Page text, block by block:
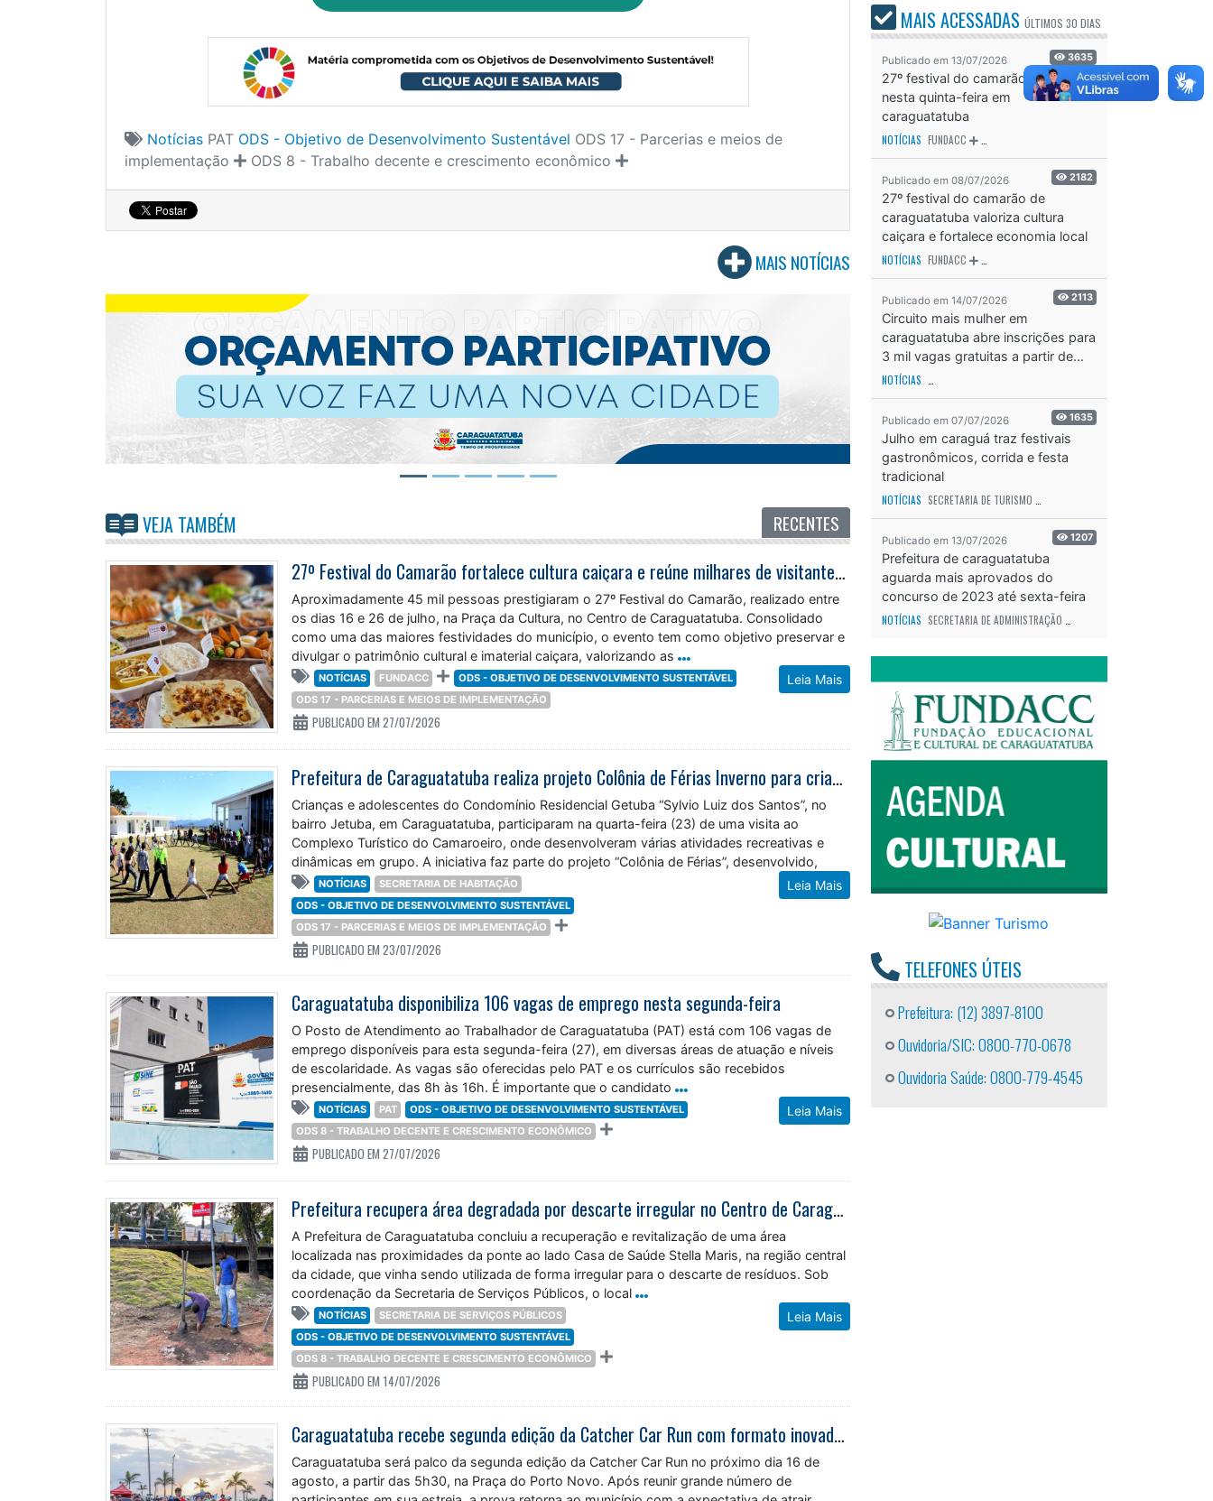
Notícias PAT ODS - Objetivo de Desenvolvimento Sustentável ODS 17 - Parcerias e meios de
implementação
ODS 8 - Trabalho decente e crescimento econômico
MAIS NOTÍCIAS
VEJA TAMBÉM RECENTES
27º Festival do Camarão fortalece cultura caiçara e reúne milhares de visitantes em Caraguatatuba
Aproximadamente 45 mil pessoas prestigiaram o 27º Festival do Camarão, realizado entre
os dias 16 e 26 de julho, na Praça da Cultura, no Centro de Caraguatatuba. Consolidado
como uma das maiores festividades do município, o evento tem como objetivo preservar e
divulgar o patrimônio cultural e imaterial caiçara, valorizando as
Leia Mais
NOTÍCIAS FUNDACC
ODS - OBJETIVO DE DESENVOLVIMENTO SUSTENTÁVEL
ODS 17 - PARCERIAS E MEIOS DE IMPLEMENTAÇÃO
PUBLICADO EM 27/07/2026
Prefeitura de Caraguatatuba realiza projeto Colônia de Férias Inverno para crianças e adolescentes do Residencial Getuba
Crianças e adolescentes do Condomínio Residencial Getuba “Sylvio Luiz dos Santos”, no
bairro Jetuba, em Caraguatatuba, participaram na quarta-feira (23) de uma visita ao
Complexo Turístico do Camaroeiro, onde desenvolveram várias atividades recreativas e
dinâmicas em grupo. A iniciativa faz parte do projeto “Colônia de Férias”, desenvolvido,
desde o ano
Leia Mais
NOTÍCIAS
SECRETARIA DE HABITAÇÃO
ODS - OBJETIVO DE DESENVOLVIMENTO SUSTENTÁVEL
ODS 17 - PARCERIAS E MEIOS DE IMPLEMENTAÇÃO
PUBLICADO EM 23/07/2026
Caraguatatuba disponibiliza 106 vagas de emprego nesta segunda-feira
O Posto de Atendimento ao Trabalhador de Caraguatatuba (PAT) está com 106 vagas de
emprego disponíveis para esta segunda-feira (27), em diversas áreas de atuação e níveis
de escolaridade. As vagas são oferecidas pelo PAT e os currículos são recebidos
presencialmente, das 8h às 16h. É importante que o candidato
Leia Mais
NOTÍCIAS PAT
ODS - OBJETIVO DE DESENVOLVIMENTO SUSTENTÁVEL
ODS 8 - TRABALHO DECENTE E CRESCIMENTO ECONÔMICO
PUBLICADO EM 27/07/2026
Prefeitura recupera área degradada por descarte irregular no Centro de Caraguatatuba
A Prefeitura de Caraguatatuba concluiu a recuperação e revitalização de uma área
localizada nas proximidades da ponte ao lado Casa de Saúde Stella Maris, na região central
da cidade, que vinha sendo utilizada de forma irregular para o descarte de resíduos. Sob
coordenação da Secretaria de Serviços Públicos, o local
Leia Mais
NOTÍCIAS
SECRETARIA DE SERVIÇOS PÚBLICOS
ODS - OBJETIVO DE DESENVOLVIMENTO SUSTENTÁVEL
ODS 8 - TRABALHO DECENTE E CRESCIMENTO ECONÔMICO
PUBLICADO EM 14/07/2026
Caraguatatuba recebe segunda edição da Catcher Car Run com formato inovador de corrida de rua
Caraguatatuba será palco da segunda edição da Catcher Car Run no próximo dia 16 de
agosto, a partir das 5h30, na Praça do Porto Novo. Após reunir grande número de
MAIS ACESSADAS ÚLTIMOS 30 DIAS
Publicado em 13/07/2026 3635
27º festival do camarão começa
nesta quinta-feira em
caraguatatuba
NOTÍCIAS FUNDACC
Publicado em 08/07/2026 2182
27º festival do camarão de
caraguatatuba valoriza cultura
caiçara e fortalece economia local
NOTÍCIAS FUNDACC
Publicado em 14/07/2026 2113
Circuito mais mulher em
caraguatatuba abre inscrições para
3 mil vagas gratuitas a partir de...
NOTÍCIAS
Publicado em 07/07/2026 1635
Julho em caraguá traz festivais
gastronômicos, corrida e festa
tradicional
NOTÍCIAS SECRETARIA DE TURISMO
Publicado em 13/07/2026 1207
Prefeitura de caraguatatuba
aguarda mais aprovados do
concurso de 2023 até sexta-feira
(17)
NOTÍCIAS SECRETARIA DE ADMINISTRAÇÃO
TELEFONES ÚTEIS
Prefeitura: (12) 3897-8100
Ouvidoria/SIC: 0800-770-0678
Ouvidoria Saúde: 0800-779-4545